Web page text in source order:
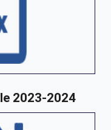
2023-2024